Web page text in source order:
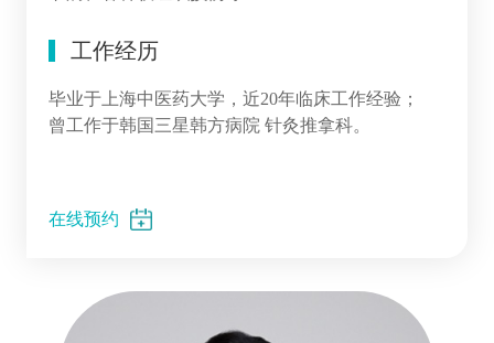
工作经历
毕业于上海中医药大学，近20年临床工作经验；
曾工作于韩国三星韩方病院 针灸推拿科。
在线预约